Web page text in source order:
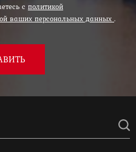
с политикой
ваших персональных данных .